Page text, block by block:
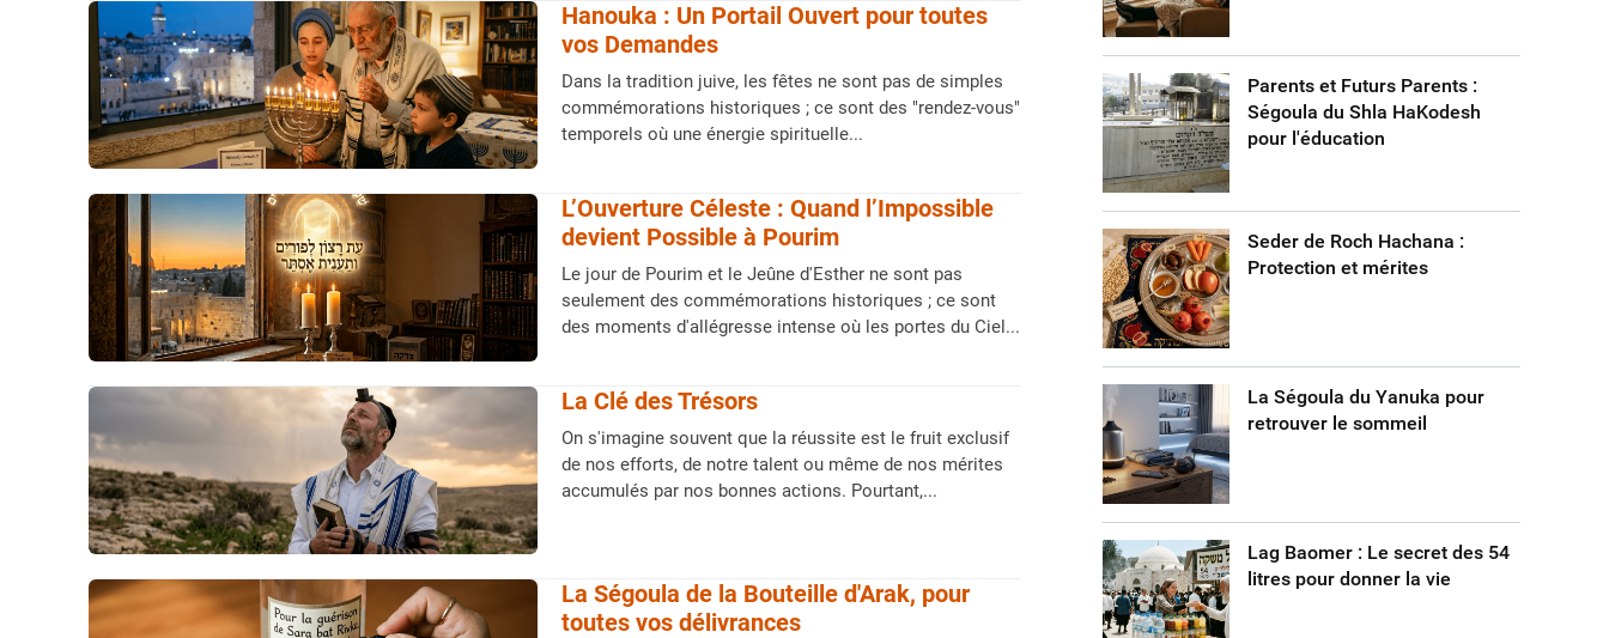
Hanouka : Un Portail Ouvert pour toutes
vos Demandes
Dans la tradition juive, les fêtes ne sont pas de simples
commémorations historiques ; ce sont des "rendez-vous"
temporels où une énergie spirituelle...
L’Ouverture Céleste : Quand l’Impossible
devient Possible à Pourim
Le jour de Pourim et le Jeûne d'Esther ne sont pas
seulement des commémorations historiques ; ce sont
des moments d'allégresse intense où les portes du Ciel...
La Clé des Trésors
On s'imagine souvent que la réussite est le fruit exclusif
de nos efforts, de notre talent ou même de nos mérites
accumulés par nos bonnes actions. Pourtant,...
La Ségoula de la Bouteille d'Arak, pour
toutes vos délivrances
Parents et Futurs Parents :
Ségoula du Shla HaKodesh
pour l'éducation
Seder de Roch Hachana :
Protection et mérites
La Ségoula du Yanuka pour
retrouver le sommeil
Lag Baomer : Le secret des 54
litres pour donner la vie